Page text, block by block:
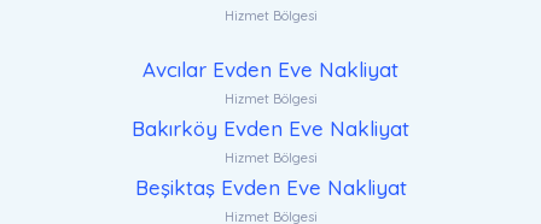
Hizmet Bölgesi
Avcılar Evden Eve Nakliyat
Hizmet Bölgesi
Bakırköy Evden Eve Nakliyat
Hizmet Bölgesi
Beşiktaş Evden Eve Nakliyat
Hizmet Bölgesi